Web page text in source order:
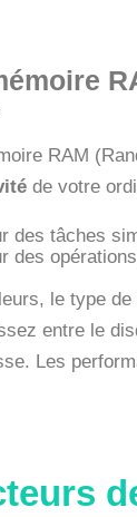
RAM
de votre
des tâches
des
le type
entre le
Les